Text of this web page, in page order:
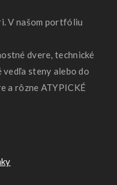
V našom portfóliu
dvere, technické
vedľa steny alebo do
a rôzne ATYPICKÉ